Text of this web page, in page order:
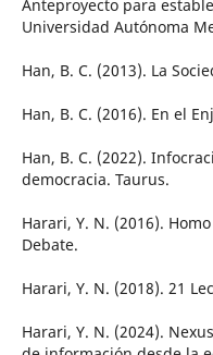
Anteproyecto para
Universidad Autónoma
Han, B. C. (2013). La
Han, B. C. (2016). En el
Han, B. C. (2022).
democracia. Taurus.
Harari, Y. N. (2016).
Debate.
Harari, Y. N. (2018). 21
Harari, Y. N. (2024).